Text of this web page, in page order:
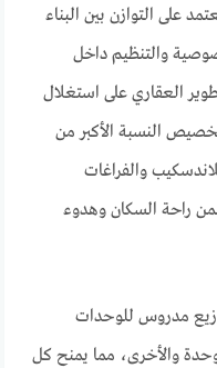
على التوازن بين البناء
والتنظيم داخل
العقاري على استغلال
النسبة الأكبر من
والفراغات
راحة السكان وهدوء
مدروس للوحدات
وحدة والأخرى، مما يمنح كل